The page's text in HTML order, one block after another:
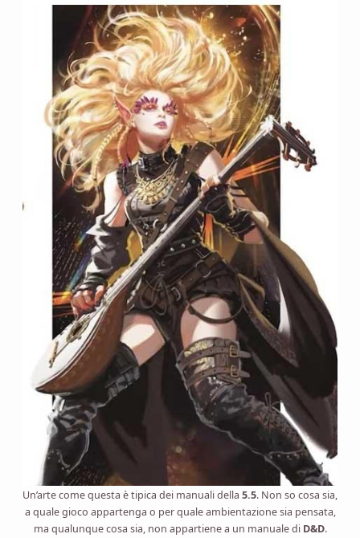
Un’arte come questa è tipica dei manuali della 5.5. Non so cosa sia,
a quale gioco appartenga o per quale ambientazione sia pensata,
ma qualunque cosa sia, non appartiene a un manuale di D&D.